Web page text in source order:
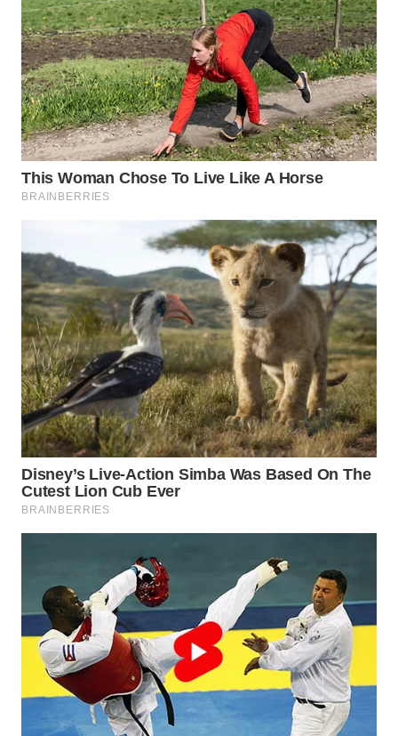
WAHANA
KONSUMEN
WAHANA
LISTRIK
WAHANA
TRAVEL
WAHANANEWS
ID
WAHANANEWS
CO ID
WAHANANEWS
NET
WAHANA
SPORT
WAHANA
SELEB
WAHANA
PERSONA